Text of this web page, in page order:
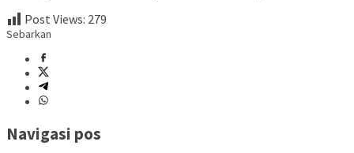
Post Views: 279
Sebarkan
Navigasi pos